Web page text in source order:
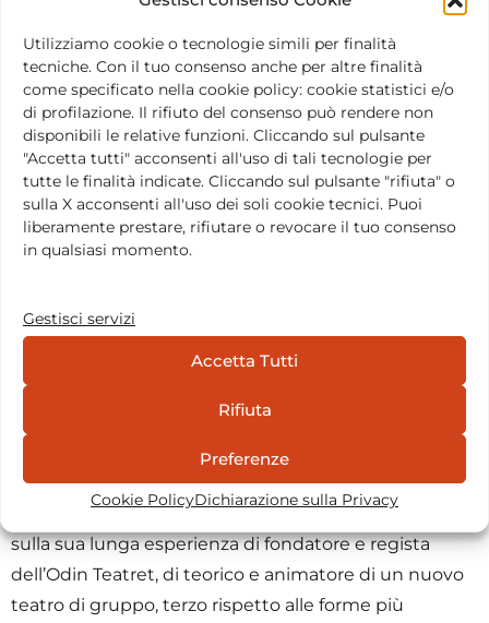
Utilizziamo cookie o tecnologie simili per finalità
tecniche. Con il tuo consenso anche per altre finalità
come specificato nella cookie policy: cookie statistici e/o
di profilazione. Il rifiuto del consenso può rendere non
disponibili le relative funzioni. Cliccando sul pulsante
"Accetta tutti" acconsenti all'uso di tali tecnologie per
tutte le finalità indicate. Cliccando sul pulsante "rifiuta" o
sulla X acconsenti all'uso dei soli cookie tecnici. Puoi
liberamente prestare, rifiutare o revocare il tuo consenso
in qualsiasi momento.
Gestisci servizi
Accetta Tutti
Rifiuta
Preferenze
Cookie PolicyDichiarazione sulla Privacy
Concepita come un ampio progetto di condivisione
di conoscenza sulle tecniche dell’attore, la rivista è
pubblicata sotto gli auspici dell’International School
of Theatre Anthropology(ISTA), con il supporto della
Fondazione Barba Varley , in collaborazione con gli
Archivi dell’Odin Teatrete con ilCentre for Theatre
Laboratory Studiesdel Dipartimento di
Drammaturgia dell’Università di Aarhus (Danimarca).
Differenza, mestiere, rivolta
Eugenio Barba: Le mie vite nel Terzo Teatro –
Differenza, mestiere, rivolta a cura di Lluis Masgrau.
Eugenio Barba è uno dei grandi maestri del teatro
del Novecento. Sono molti i libri scritti da lui sin dal
1962 e, ancor di più e nelle lingue più disparate, i saggi
sulla sua lunga esperienza di fondatore e regista
dell’Odin Teatret, di teorico e animatore di un nuovo
teatro di gruppo, terzo rispetto alle forme più